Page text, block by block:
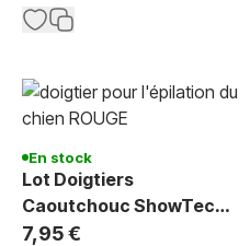
En stock
Lot Doigtiers
Caoutchouc ShowTech
Épilation Chien : Lot 10, 5
7,95 €